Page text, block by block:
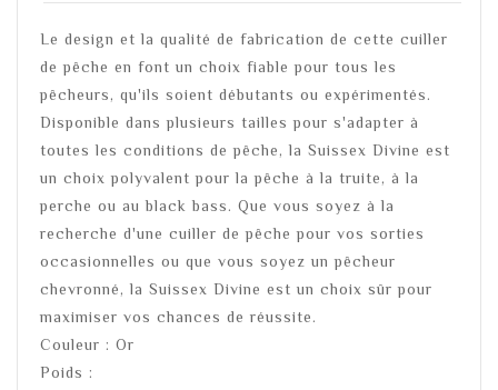
Le design et la qualité de fabrication de cette cuiller
de pêche en font un choix fiable pour tous les
pêcheurs, qu'ils soient débutants ou expérimentés.
Disponible dans plusieurs tailles pour s'adapter à
toutes les conditions de pêche, la Suissex Divine est
un choix polyvalent pour la pêche à la truite, à la
perche ou au black bass. Que vous soyez à la
recherche d'une cuiller de pêche pour vos sorties
occasionnelles ou que vous soyez un pêcheur
chevronné, la Suissex Divine est un choix sûr pour
maximiser vos chances de réussite.
Couleur : Or
Poids :